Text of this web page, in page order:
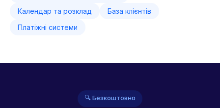
Календар та розклад
База клієнтів
Платіжні системи
🔍 Безкоштовно